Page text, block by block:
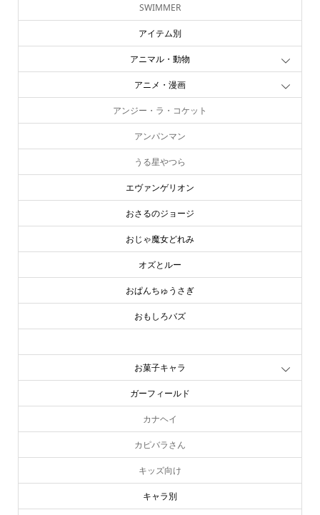
SWIMMER
アイテム別
アニマル・動物
アニメ・漫画
アンジー・ラ・コケット
アンパンマン
うる星やつら
エヴァンゲリオン
おさるのジョージ
おじゃ魔女どれみ
オズとルー
おぱんちゅうさぎ
おもしろバズ
お菓子キャラ
ガーフィールド
カナヘイ
カピバラさん
キッズ向け
キャラ別